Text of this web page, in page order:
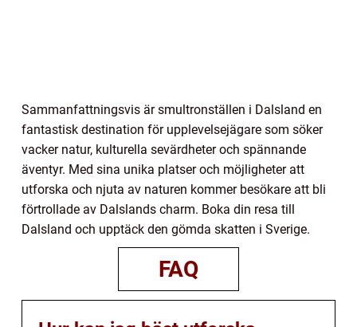
Sammanfattningsvis är smultronställen i Dalsland en
fantastisk destination för upplevelsejägare som söker
vacker natur, kulturella sevärdheter och spännande
äventyr. Med sina unika platser och möjligheter att
utforska och njuta av naturen kommer besökare att bli
förtrollade av Dalslands charm. Boka din resa till
Dalsland och upptäck den gömda skatten i Sverige.
FAQ